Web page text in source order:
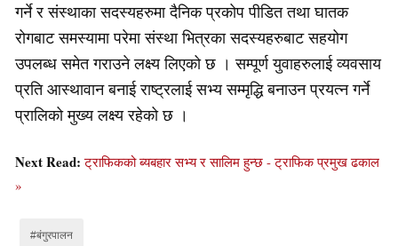
गर्ने र संस्थाका सदस्यहरुमा दैनिक प्रकोप पीडित तथा घातक
रोगबाट समस्यामा परेमा संस्था भित्रका सदस्यहरुबाट सहयोग
उपलब्ध समेत गराउने लक्ष्य लिएको छ । सम्पूर्ण युवाहरुलाई व्यवसाय
प्रति आस्थावान बनाई राष्ट्रलाई सभ्य सम्मृद्धि बनाउन प्रयत्न गर्ने
प्रालिको मुख्य लक्ष्य रहेको छ ।
Next Read:ट्राफिकको ब्यबहार सभ्य र सालिम हुन्छ - ट्राफिक प्रमुख ढकाल
»
#बंगुरपालन